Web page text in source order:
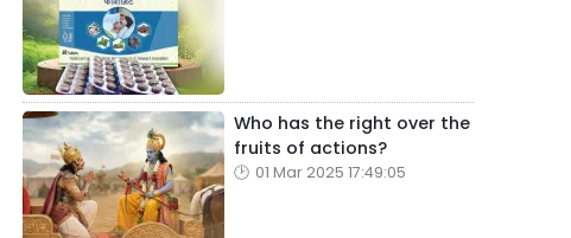
Who has the right over the
fruits of actions?
01 Mar 2025 17:49:05